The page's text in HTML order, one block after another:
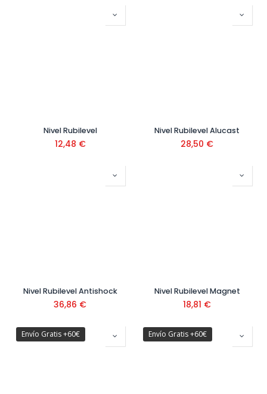
Nivel Rubilevel
12,48 €
Nivel Rubilevel Alucast
28,50 €
Nivel Rubilevel Antishock
36,86 €
Nivel Rubilevel Magnet
18,81 €
Envío Gratis +60€ Envío Gratis +60€